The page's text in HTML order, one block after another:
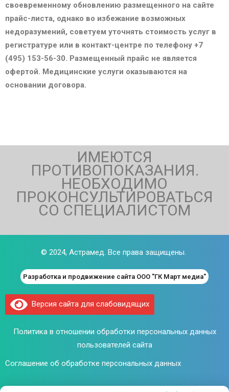
своевременному обновлению размещенного на сайте
прайс-листа, однако во избежание возможных
недоразумений, советуем уточнять стоимость услуг в
регистратуре или в контакт-центре по телефону +7
(495) 153-56-30. Размещенный прайс не является
офертой. Медицинские услуги оказываются на
основании договора.
ИМЕЮТСЯ
ПРОТИВОПОКАЗАНИЯ.
НЕОБХОДИМО
ПРОКОНСУЛЬТИРОВАТЬСЯ
СО СПЕЦИАЛИСТОМ
© 2024, Астрамед. Все права защищены.
Разработка и продвижение сайта ООО "ГК Март медиа"
Версия сайта для слабовидящих
Политика в отношении обработки персональных данных
пользователей сайта
Соглашение об обработке персональных данных